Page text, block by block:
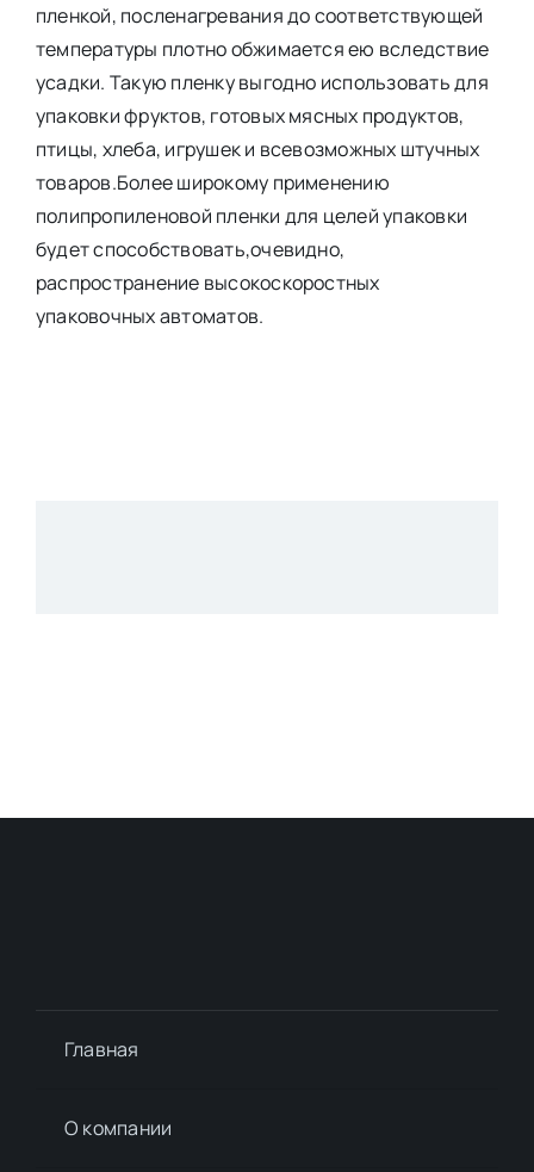
пленкой, посленагревания до соответствующей
температуры плотно обжимается ею вследствие
усадки. Такую пленку выгодно использовать для
упаковки фруктов, готовых мясных продуктов,
птицы, хлеба, игрушек и всевозможных штучных
товаров.Более широкому применению
полипропиленовой пленки для целей упаковки
будет способствовать,очевидно,
распространение высокоскоростных
упаковочных автоматов.
Главная
О компании